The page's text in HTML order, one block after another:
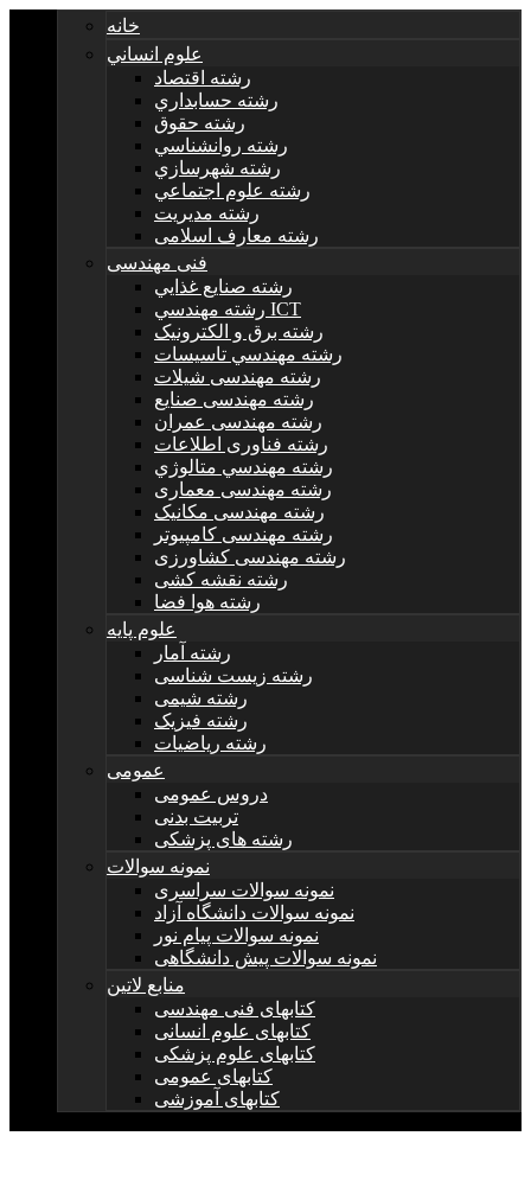
خانه
علوم انساني
رشته اقتصاد
رشته حسابداري
رشته حقوق
رشته روانشناسي
رشته شهرسازي
رشته علوم اجتماعي
رشته مديريت
رشته معارف اسلامی
فنی مهندسی
رشته صنايع غذايي
رشته مهندسي ICT
رشته برق و الکترونيک
رشته مهندسي تاسيسات
رشته مهندسی شیلات
رشته مهندسی صنایع
رشته مهندسی عمران
رشته فناوری اطلاعات
رشته مهندسي متالوژي
رشته مهندسی معماری
رشته مهندسی مکانیک
رشته مهندسی کامپیوتر
رشته مهندسی کشاورزی
رشته نقشه کشی
رشته هوا فضا
علوم پایه
رشته آمار
رشته زیست شناسی
رشته شیمی
رشته فیزیک
رشته ریاضیات
عمومی
دروس عمومی
تربیت بدنی
رشته های پزشکی
نمونه سوالات
نمونه سوالات سراسری
نمونه سوالات دانشگاه آزاد
نمونه سوالات پیام نور
نمونه سوالات پیش دانشگاهی
منابع لاتین
کتابهای فنی مهندسی
کتابهای علوم انسانی
کتابهای علوم پزشکی
کتابهای عمومی
کتابهای آموزشی